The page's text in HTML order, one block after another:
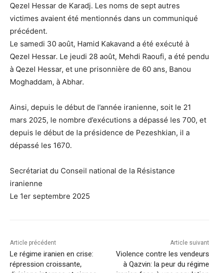
Qezel Hessar de Karadj. Les noms de sept autres
victimes avaient été mentionnés dans un communiqué
précédent.
Le samedi 30 août, Hamid Kakavand a été exécuté à
Qezel Hessar. Le jeudi 28 août, Mehdi Raoufi, a été pendu
à Qezel Hessar, et une prisonnière de 60 ans, Banou
Moghaddam, à Abhar.
Ainsi, depuis le début de l’année iranienne, soit le 21
mars 2025, le nombre d’exécutions a dépassé les 700, et
depuis le début de la présidence de Pezeshkian, il a
dépassé les 1670.
Secrétariat du Conseil national de la Résistance
iranienne
Le 1er septembre 2025
Article précédent
Le régime iranien en crise:
répression croissante,
Article suivant
Violence contre les vendeurs
à Qazvin: la peur du régime